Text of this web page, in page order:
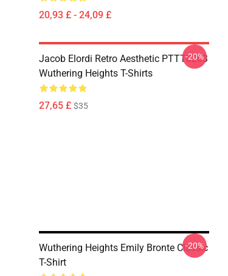
20,93 £ - 24,09 £
Jacob Elordi Retro Aesthetic PTTT0203
Wuthering Heights T-Shirts
27,65 £ $35
-20%
Wuthering Heights Emily Bronte Classic
T-Shirt
-20%